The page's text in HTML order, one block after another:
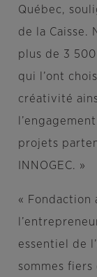
Québec,
de la
plus de 3
qui l’ont
créativité
projets
INNOGEC. »
« Fondaction
essentiel de
sommes